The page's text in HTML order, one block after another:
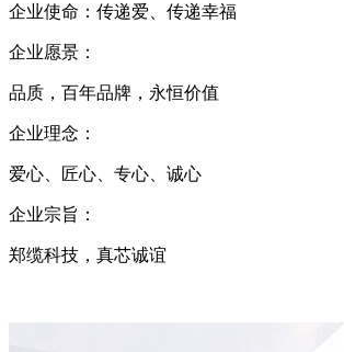
企业使命：传递爱、传递幸福
企业愿景：
品质，百年品牌，永恒价值
企业理念：
爱心、匠心、专心、诚心
企业宗旨：
郑缆科技，真芯诚谊